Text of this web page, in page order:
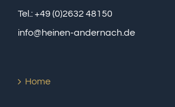
Tel.: +49 (0)2632 48150
info@heinen-andernach.de
Home